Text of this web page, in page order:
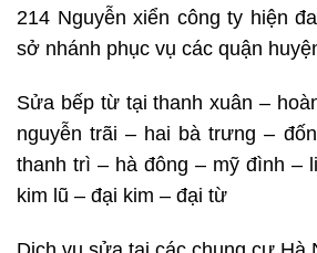
214 Nguyễn xiển công ty hiện
sở nhánh phục vụ các quận
Sửa bếp từ tại thanh xuân –
nguyễn trãi – hai bà trưng –
thanh trì – hà đông – mỹ đình –
kim lũ – đại kim – đại từ